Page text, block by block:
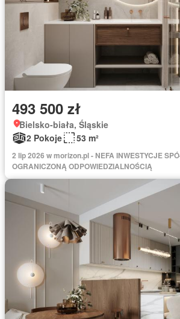
493 500 zł
Bielsko-biała, Śląskie
2 Pokoje
53 m²
2 lip 2026 w morizon.pl - NEFA INWESTYCJE
OGRANICZONĄ ODPOWIEDZIALNOŚCIĄ